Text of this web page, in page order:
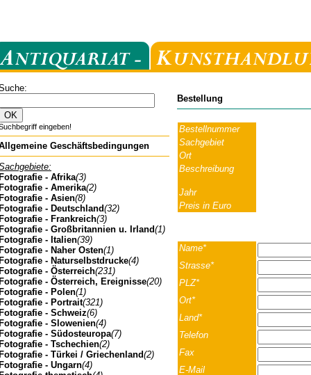
eingeben!
Geschäftsbedingungen
- Afrika(3)
- Amerika(2)
- Asien(8)
- Deutschland(32)
- Frankreich(3)
- Großbritannien u. Irland(1)
- Italien(39)
- Naher Osten(1)
- Naturselbstdrucke(4)
- Österreich(231)
- Österreich, Ereignisse(20)
- Polen(1)
- Portrait(321)
- Schweiz(6)
- Slowenien(4)
- Südosteuropa(7)
- Tschechien(2)
- Türkei / Griechenland(2)
- Ungarn(4)
Bestellung
Bestellnummer
Sachgebiet
Ort
Beschreibung
Jahr
Preis in Euro
Name*
Strasse*
PLZ*
Ort*
Land*
Telefon
Fax
E-Mail